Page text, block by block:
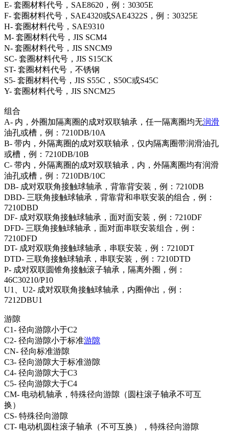
E- 套圈材料代号，SAE8620，例：30305E
F- 套圈材料代号，SAE4320或SAE4322S，例：30325E
H- 套圈材料代号，SAE9310
M- 套圈材料代号，JIS SCM4
N- 套圈材料代号，JIS SNCM9
SC- 套圈材料代号，JIS S15CK
ST- 套圈材料代号，不锈钢
S5- 套圈材料代号，JIS S55C，S50C或S45C
Y- 套圈材料代号，JIS SNCM25
组合
A- 内，外圈加隔离圈的成对双联轴承，任一隔离圈均无润滑
油孔或槽，例：7210DB/10A
B- 带内，外隔离圈的成对双联轴承，仅内隔离圈带润滑油孔
或槽，例：7210DB/10B
C- 带内，外隔离圈的成对双联轴承，内，外隔离圈均有润滑
油孔或槽，例：7210DB/10C
DB- 成对双联角接触球轴承，背靠背安装，例：7210DB
DBD- 三联角接触球轴承，背靠背和串联安装的组合，例：
7210DBD
DF- 成对双联角接触球轴承，面对面安装，例：7210DF
DFD- 三联角接触球轴承，面对面串联安装组合，例：
7210DFD
DT- 成对双联角接触球轴承，串联安装，例：7210DT
DTD- 三联角接触球轴承，串联安装，例：7210DTD
P- 成对双联圆锥角接触滚子轴承，隔离外圈，例：
46C30210/P10
U1、U2- 成对双联角接触球轴承，内圈伸出，例：
7212DBU1
游隙
C1- 径向游隙小于C2
C2- 径向游隙小于标准游隙
CN- 径向标准游隙
C3- 径向游隙大于标准游隙
C4- 径向游隙大于C3
C5- 径向游隙大于C4
CM- 电动机轴承，特殊径向游隙（圆柱滚子轴承不可互
换）
CS- 特殊径向游隙
CT- 电动机圆柱滚子轴承（不可互换），特殊径向游隙